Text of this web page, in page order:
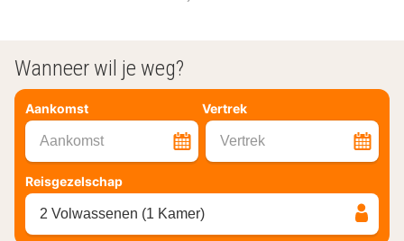
Wanneer wil je weg?
Aankomst Vertrek
Aankomst Vertrek
Reisgezelschap
2 Volwassenen (1 Kamer)